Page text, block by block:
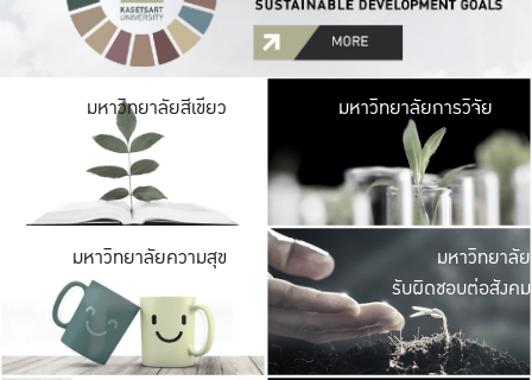
มหาวิทยาลัยสีเขียว มหาวิ
มีพื้นที่เขียวสดใส
เป็นป่าในเมือง เกษต
มหาวิทยาลัยการวิจัย
มหาวิทยาลัยความสุข มหาวิ
ค
เปิดประ
และพบเรื่องราวใ
มหาวิทยาลัย
รับผิดชอบต่อสังคม